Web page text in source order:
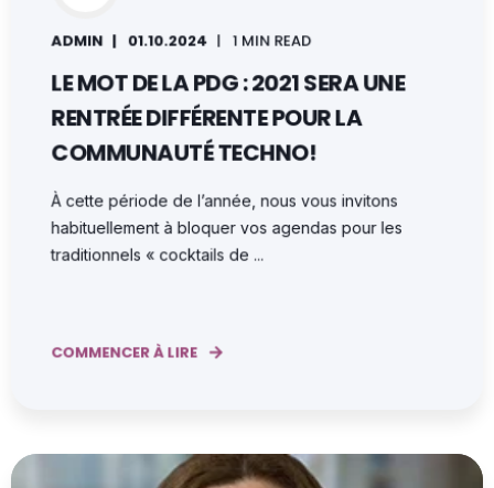
ADMIN 01.10.2024 1 MIN READ
LE MOT DE LA PDG : 2021 SERA UNE
RENTRÉE DIFFÉRENTE POUR LA
COMMUNAUTÉ TECHNO!
À cette période de l’année, nous vous invitons
habituellement à bloquer vos agendas pour les
traditionnels « cocktails de ...
COMMENCER À LIRE